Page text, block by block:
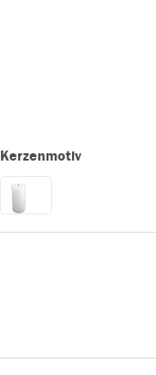
Kerzenmotiv